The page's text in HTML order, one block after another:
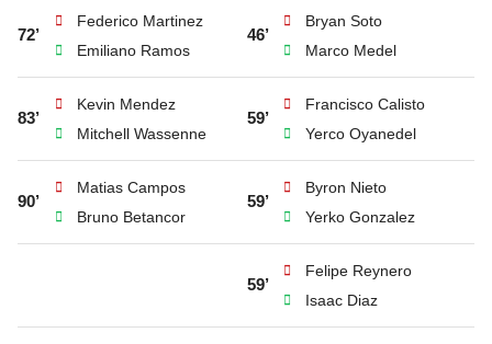
72’
Federico Martinez
Emiliano Ramos
46’
Bryan Soto
Marco Medel
83’
Kevin Mendez
Mitchell Wassenne
59’
Francisco Calisto
Yerco Oyanedel
90’
Matias Campos
Bruno Betancor
59’
Byron Nieto
Yerko Gonzalez
59’
Felipe Reynero
Isaac Diaz